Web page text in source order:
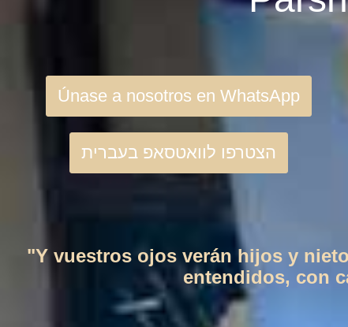
Únase a nosotros en WhatsApp
הצטרפו לוואטסאפ בעברית
"Y vuestros ojos verán hijos y
entendidos, con